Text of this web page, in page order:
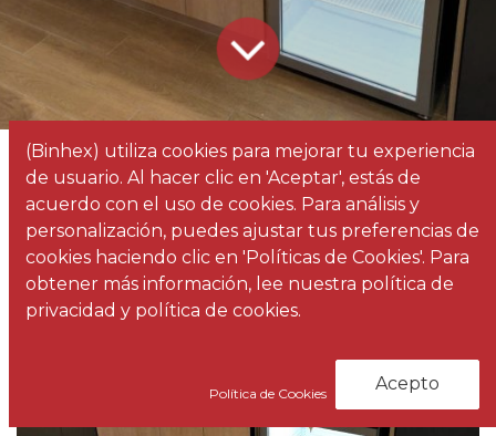
Todos los
blogs
Noticias
¿Has oído hablar de los Coworking?
(Binhex) utiliza cookies para mejorar tu experiencia
de usuario. Al hacer clic en 'Aceptar', estás de
acuerdo con el uso de cookies. Para análisis y
personalización, puedes ajustar tus preferencias de
cookies haciendo clic en 'Políticas de Cookies'. Para
obtener más información, lee nuestra política de
privacidad y política de cookies.
Política de Cookies Acepto